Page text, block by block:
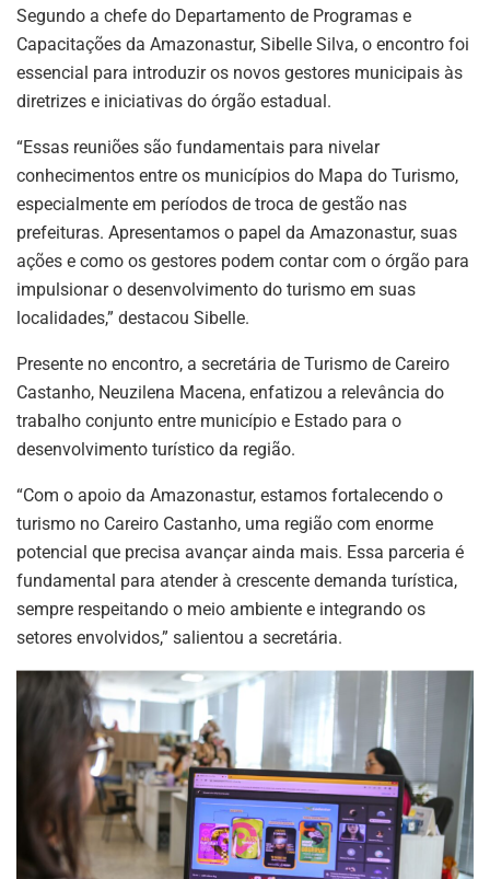
Segundo a chefe do Departamento de Programas e
Capacitações da Amazonastur, Sibelle Silva, o encontro foi
essencial para introduzir os novos gestores municipais às
diretrizes e iniciativas do órgão estadual.
“Essas reuniões são fundamentais para nivelar
conhecimentos entre os municípios do Mapa do Turismo,
especialmente em períodos de troca de gestão nas
prefeituras. Apresentamos o papel da Amazonastur, suas
ações e como os gestores podem contar com o órgão para
impulsionar o desenvolvimento do turismo em suas
localidades,” destacou Sibelle.
Presente no encontro, a secretária de Turismo de Careiro
Castanho, Neuzilena Macena, enfatizou a relevância do
trabalho conjunto entre município e Estado para o
desenvolvimento turístico da região.
“Com o apoio da Amazonastur, estamos fortalecendo o
turismo no Careiro Castanho, uma região com enorme
potencial que precisa avançar ainda mais. Essa parceria é
fundamental para atender à crescente demanda turística,
sempre respeitando o meio ambiente e integrando os
setores envolvidos,” salientou a secretária.